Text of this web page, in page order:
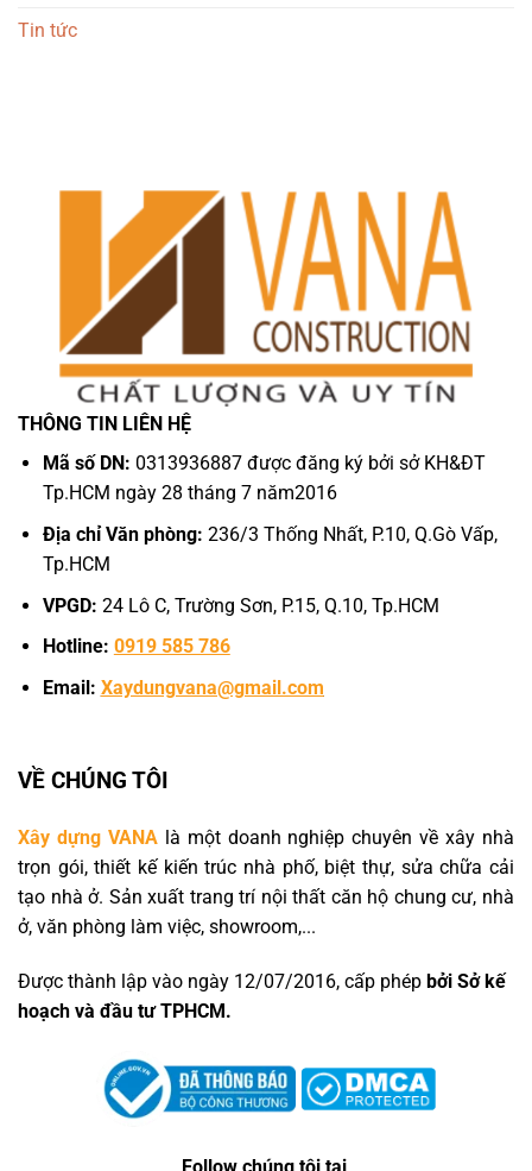
Tin tức
THÔNG TIN LIÊN HỆ
Mã số DN: 0313936887 được đăng ký bởi sở KH&ĐT
Tp.HCM ngày 28 tháng 7 năm2016
Địa chỉ Văn phòng: 236/3 Thống Nhất, P.10, Q.Gò Vấp,
Tp.HCM
VPGD: 24 Lô C, Trường Sơn, P.15, Q.10, Tp.HCM
Hotline: 0919 585 786
Email: Xaydungvana@gmail.com
VỀ CHÚNG TÔI
Xây dựng VANAlà một doanh nghiệp chuyên về xây nhà
trọn gói, thiết kế kiến trúc nhà phố, biệt thự, sửa chữa cải
tạo nhà ở. Sản xuất trang trí nội thất căn hộ chung cư, nhà
ở, văn phòng làm việc, showroom,...
Được thành lập vào ngày 12/07/2016, cấp phép bởi Sở kế
hoạch và đầu tư TPHCM.
Follow chúng tôi tại